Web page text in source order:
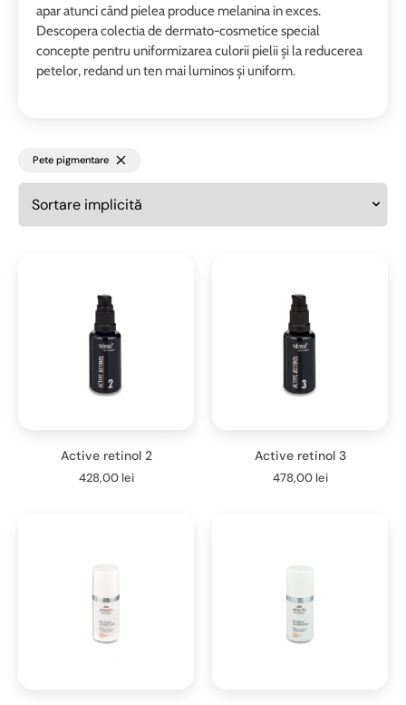
apar atunci când pielea produce melanina in exces.
Descopera colectia de dermato-cosmetice special
concepte pentru uniformizarea culorii pielii și la reducerea
petelor, redand un ten mai luminos și uniform.
Pete pigmentare
Active retinol 2
428,00 lei
Active retinol 3
478,00 lei